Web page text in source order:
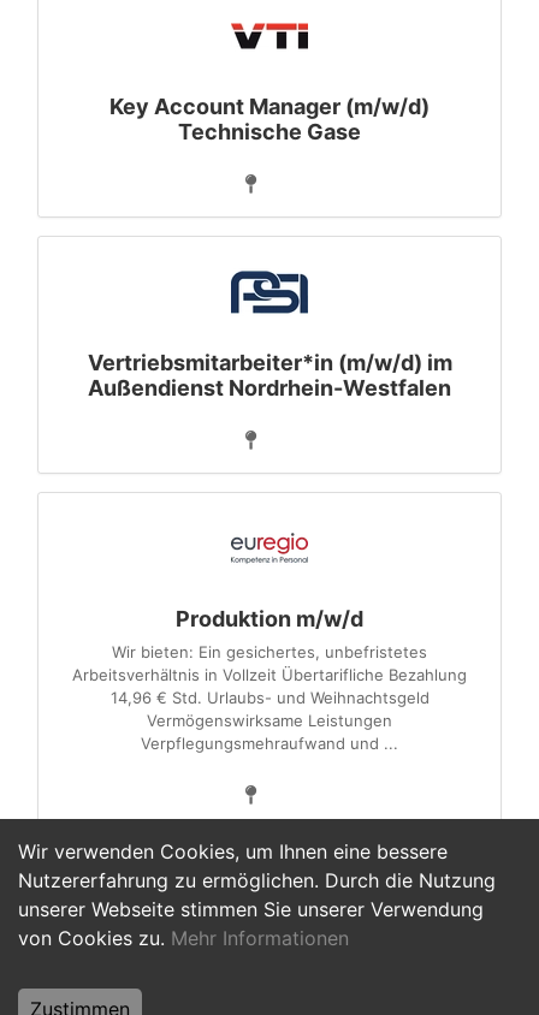
Wir verwenden Cookies, um Ihnen eine bessere
Nutzererfahrung zu ermöglichen. Durch die Nutzung
unserer Webseite stimmen Sie unserer Verwendung
von Cookies zu. Mehr Informationen
Zustimmen
Key Account Manager (m/w/d)
Technische Gase
Vertriebsmitarbeiter*in (m/w/d) im
Außendienst Nordrhein-Westfalen
Produktion m/w/d
Wir bieten: Ein gesichertes, unbefristetes
Arbeitsverhältnis in Vollzeit Übertarifliche Bezahlung
14,96 € Std. Urlaubs- und Weihnachtsgeld
Vermögenswirksame Leistungen
Verpflegungsmehraufwand und ...
1